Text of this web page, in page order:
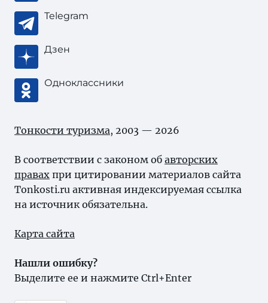
Telegram
Дзен
Одноклассники
Тонкости туризма, 2003 — 2026
В соответствии с законом об авторских
правах при цитировании материалов сайта
Tonkosti.ru активная индексируемая ссылка
на источник обязательна.
Карта сайта
Нашли ошибку?
Выделите ее и нажмите Ctrl+Enter